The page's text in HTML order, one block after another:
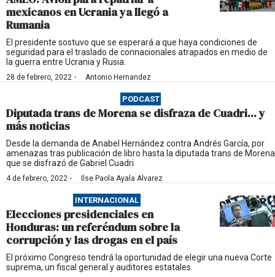
mexicanos en Ucrania ya llegó a
Rumania
El presidente sostuvo que se esperará a que haya condiciones de
seguridad para el traslado de connacionales atrapados en medio de
la guerra entre Ucrania y Rusia.
28 de febrero, 2022 · Antonio Hernandez
PODCAST
Diputada trans de Morena se disfraza de Cuadri... y
más noticias
Desde la demanda de Anabel Hernández contra Andrés García, por
amenazas tras publicación de libro hasta la diputada trans de Morena
que se disfrazó de Gabriel Cuadri.
4 de febrero, 2022 · Ilse Paola Ayala Alvarez
INTERNACIONAL
Elecciones presidenciales en
Honduras: un referéndum sobre la
corrupción y las drogas en el país
El próximo Congreso tendrá la oportunidad de elegir una nueva Corte
suprema, un fiscal general y auditores estatales.